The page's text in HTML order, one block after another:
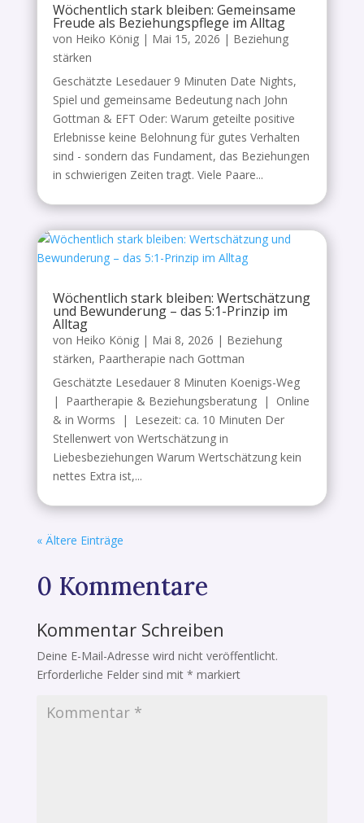
Wöchentlich stark bleiben: Gemeinsame
Freude als Beziehungspflege im Alltag
von Heiko König| Mai 15, 2026 | Beziehung
stärken
Geschätzte Lesedauer 9 Minuten Date Nights,
Spiel und gemeinsame Bedeutung nach John
Gottman & EFT Oder: Warum geteilte positive
Erlebnisse keine Belohnung für gutes Verhalten
sind - sondern das Fundament, das Beziehungen
in schwierigen Zeiten tragt. Viele Paare...
Wöchentlich stark bleiben: Wertschätzung
und Bewunderung – das 5:1-Prinzip im
Alltag
von Heiko König| Mai 8, 2026 | Beziehung
stärken, Paartherapie nach Gottman
Geschätzte Lesedauer 8 Minuten Koenigs-Weg
| Paartherapie & Beziehungsberatung | Online
& in Worms | Lesezeit: ca. 10 Minuten Der
Stellenwert von Wertschätzung in
Liebesbeziehungen Warum Wertschätzung kein
nettes Extra ist,...
« Ältere Einträge
0 Kommentare
Kommentar Schreiben
Deine E-Mail-Adresse wird nicht veröffentlicht.
Erforderliche Felder sind mit * markiert